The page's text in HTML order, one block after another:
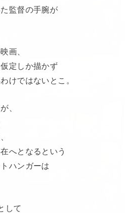
監督の手腕が
画、
定しか描かず
けではないとこ。
、
へとなるという
ハンガーは
して